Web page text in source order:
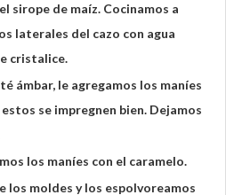
sirope de maíz. Cocinamos a
laterales del cazo con agua
cristalice.
ámbar, le agregamos los maníes
se impregnen bien. Dejamos
los maníes con el caramelo.
los moldes y los espolvoreamos